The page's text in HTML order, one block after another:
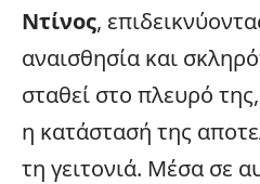
Ντίνος,
αναισθησία και
σταθεί στο πλευρό
η κατάστασή της
τη γειτονιά. Μέσα σε